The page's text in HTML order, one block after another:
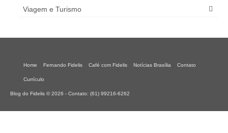
Viagem e Turismo
Home Fernando Fidelis Café com Fidelis Notícias Brasília Contato
Currículo
Blog do Fidelis © 2026 - Contato: (61) 99216-6262